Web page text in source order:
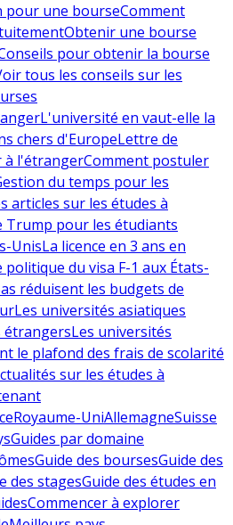
pour une bourseComment
Obtenir une bourse
pour obtenir la bourse
tous les conseils sur les
L'université en vaut-elle la
chers d'EuropeLettre de
à l'étrangerComment postuler
du temps pour les
articles sur les études à
Trump pour les étudiants
UnisLa licence en 3 ans en
politique du visa F-1 aux États-
réduisent les budgets de
Les universités asiatiques
étrangersLes universités
le plafond des frais de scolarité
sur les études à
Royaume-UniAllemagneSuisse
Guides par domaine
Guide des boursesGuide des
des stagesGuide des études en
Commencer à explorer